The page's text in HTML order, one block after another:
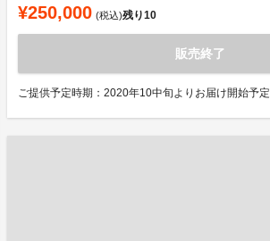
¥250,000 (税込)残り10
販売終了
ご提供予定時期：2020年10中旬よりお届け開始予定